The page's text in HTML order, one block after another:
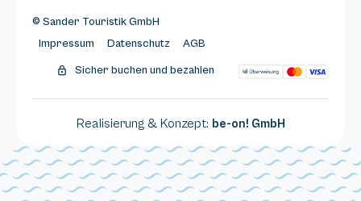
© Sander Touristik GmbH
Impressum
Datenschutz AGB
Sicher buchen und bezahlen
Realisierung & Konzept: be-on! GmbH